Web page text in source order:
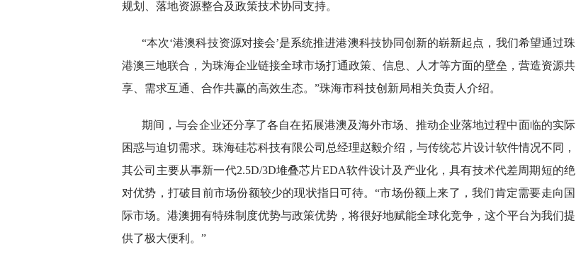
规划、落地资源整合及政策技术协同支持。
“本次‘港澳科技资源对接会’是系统推进港澳科技协同创新的崭新起点，我们希望通过珠
港澳三地联合，为珠海企业链接全球市场打通政策、信息、人才等方面的壁垒，营造资源共
享、需求互通、合作共赢的高效生态。”珠海市科技创新局相关负责人介绍。
期间，与会企业还分享了各自在拓展港澳及海外市场、推动企业落地过程中面临的实际
困惑与迫切需求。珠海硅芯科技有限公司总经理赵毅介绍，与传统芯片设计软件情况不同，
其公司主要从事新一代2.5D/3D堆叠芯片EDA软件设计及产业化，具有技术代差周期短的绝
对优势，打破目前市场份额较少的现状指日可待。“市场份额上来了，我们肯定需要走向国
际市场。港澳拥有特殊制度优势与政策优势，将很好地赋能全球化竞争，这个平台为我们提
供了极大便利。”